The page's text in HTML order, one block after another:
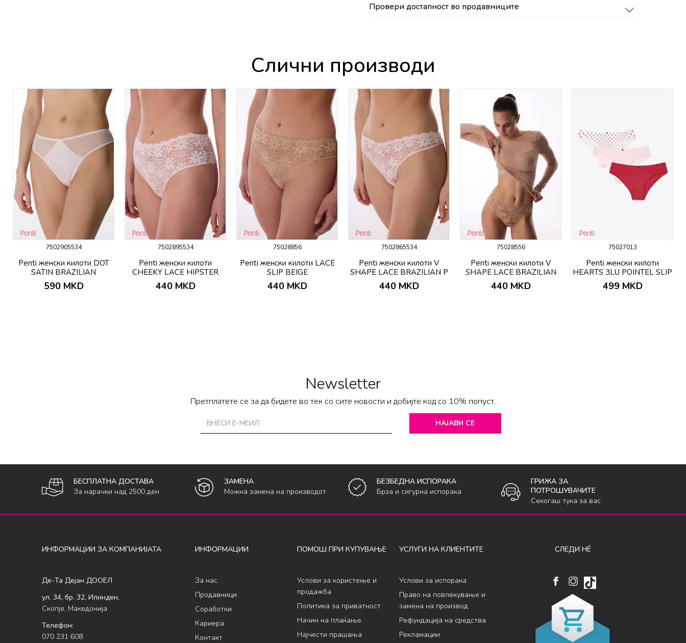
Провери достапност во продавниците
Слични производи
7502905534
Penti женски килоти DOT
SATIN BRAZILIAN
590 MKD
7502895534
Penti женски килоти
CHEEKY LACE HIPSTER
440 MKD
75028856
Penti женски килоти LACE
SLIP BEIGE
440 MKD
7502865534
Penti женски килоти V
SHAPE LACE BRAZILIAN P
440 MKD
75028556
Penti женски килоти V
SHAPE LACE BRAZILIAN
BEIGE
440 MKD
75027013
Penti женски килоти
HEARTS 3LU POINTEL SLIP
499 MKD
Newsletter
Претплатете се за да бидете во тек со сите новости и добијте код со 10% попуст.
НАЈАВИ СЕ
БЕСПЛАТНА ДОСТАВА
За нарачки над 2500 ден
ЗАМЕНА
Можна замена на производот
БЕЗБЕДНА ИСПОРАКА
Брза и сигурна испорака
ГРИЖА ЗА
ПОТРОШУВАЧИТЕ
Секогаш тука за вас
ИНФОРМАЦИИ ЗА КОМПАНИЈАТА
Де-Та Дејан ДООЕЛ
ул. 34, бр. 32, Илинден,
Скопје, Македонија
Телефон:
070 231 608
ИНФОРМАЦИИ
За нас
Продавници
Соработки
Кариера
Контакт
ПОМОШ ПРИ КУПУВАЊЕ
Услови за користење и
продажба
Политика за приватност
Начин на плаќање
Најчести прашања
УСЛУГИ НА КЛИЕНТИТЕ
Услови за испорака
Право на повлекување и
замена на производ
Рефундација на средства
Рекламации
СЛЕДИ НÉ